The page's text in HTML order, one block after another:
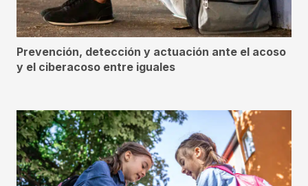
Prevención, detección y actuación ante el acoso
y el ciberacoso entre iguales